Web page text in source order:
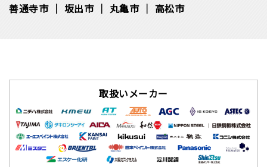
善通寺市
坂出市 丸亀市 高松市
取扱いメーカー